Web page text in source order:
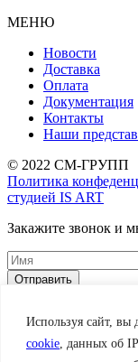
Используя сайт, вы
cookie , данных об
МЕНЮ
Новости
Доставка
Оплата
Документация
Контакты
Наши
© 2022 СМ-ГРУПП
Политика
студией IS ART
Закажите звонок и
Заказать